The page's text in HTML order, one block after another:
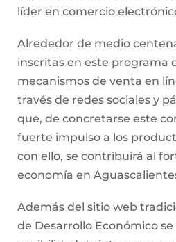
líder en comercio
Alrededor de medio
inscritas en este programa
mecanismos de venta en
través de redes sociales y
que, de concretarse este
fuerte impulso a los
con ello, se contribuirá al
economía en
Además del sitio web
de Desarrollo Económico se